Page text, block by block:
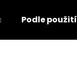
Podle použití